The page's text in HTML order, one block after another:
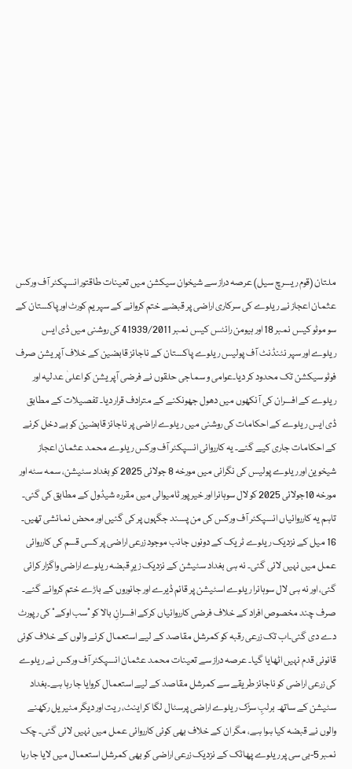
ملتان (قوم ریسرچ سیل) عرصہ دراز سے شیخوان سیکشن میں تعینات طاقتور انسپکٹر آف ورکس
عثمان اعجاز نے ریلوے کی سرکاری اراضی پر قبضے ختم کروانے کے سپریم کورٹ اور پاکستان کے
سو موٹو کیس نمبر 18 اور ہیومن رائٹس کیس نمبر 41939/2011 کی روشنی میں ڈی ایس
ریلوے اور سپر نٹنڈنٹ آف پولیس ریلوے پاکستان کے ناجائز قابضین کے خلاف آپریشن صرف
فوٹو سیکشن تک محدود کر دیا۔عوامی و سماجی حلقوں نے فرضی آپریشن کو اعلیٰ عدلیہ اور
ریلوے کے افسران کی آنکھوں میں دھول جھونکنے کے مترادف قرار دیا۔ تفصیلات کے مطابق
ڈی ایس ریلوے کے احکامات کی روشنی میں ریلوے اراضی پر ناجائز قابضین کو بے دخل کرنے
کے احکامات جاری کیے گئے۔ یہ کارروائی انسپکٹر آف ورکس ریلوے محمد عثمان اعجاز
شیخوین اور ریلوے پولیس کی نگرانی میں مورخہ 8 جولائی 2025 کو بغداد سٹیشن، سمہ سٹہ اور
مورخہ 10جولائی 2025 کو لال سوہانرا اور خیرپور ٹامیوالی میں مقررہ شیڈول کے مطابق کی گئی۔
تاہم یہ کارروائیاں انسپکٹر آف ورکس کی من پسند جگہوں پر کی گئیں اور محض نمائشی تھیں۔
16 میل کے نزدیک ریلوے ٹریک کے دونوں جانب موجود زرعی اراضی پر کسی قسم کی کارروائی
عمل میں نہیں لائی گئی۔ نہ ہی بغداد سٹیشن کے نزدیک زیرِ قبضہ ریلوے اراضی واگزار کرائی
گئی، اور نہ ہی لال سوہانرا ریلوے اسٹیشن پر قائم ڈیرے اور جانوروں کے باڑے ختم کروائے گئے۔
صرف چند مخصوص افراد کے خلاف فرضی کارروائیاں کرکے افسرانِ بالا کو “سب اوکے” کی رپورٹ
دے دی گئی۔اب تک زرعی رقبہ کو کمرشل مقاصد کے لیے استعمال کرنے والوں کے خلاف کوئی
قانونی قدم نہیں اٹھایا گیا۔ عرصہ دراز سے تعینات محمد عثمان انسپکٹر آف ورکس نے ریلوے
کی زرعی اراضی کو ناجائز طریقے سے کمرشل مقاصد کے لیے استعمال کروایا جا رہا ہے۔بغداد
سٹیشن کے ساتھ برلبِ سڑک ریلوے اراضی پرسٹال لگا کر اینٹ، ریت اور دیگر مٹیریل رکھنے
والوں نے قبضہ کیا ہوا ہے، مگر ان کے خلاف بھی کوئی کارروائی عمل میں نہیں لائی گئی۔ چک
نمبر 5-بی سی پر ریلوے پھاٹک کے نزدیک زرعی اراضی کو بھی کمرشل استعمال میں لایا جا رہا